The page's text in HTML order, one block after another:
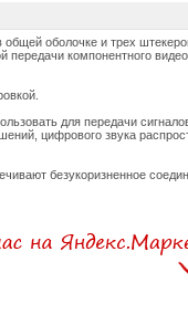
общей оболочке и трех
компонентного
для передачи
цифрового звука
безукоризненное